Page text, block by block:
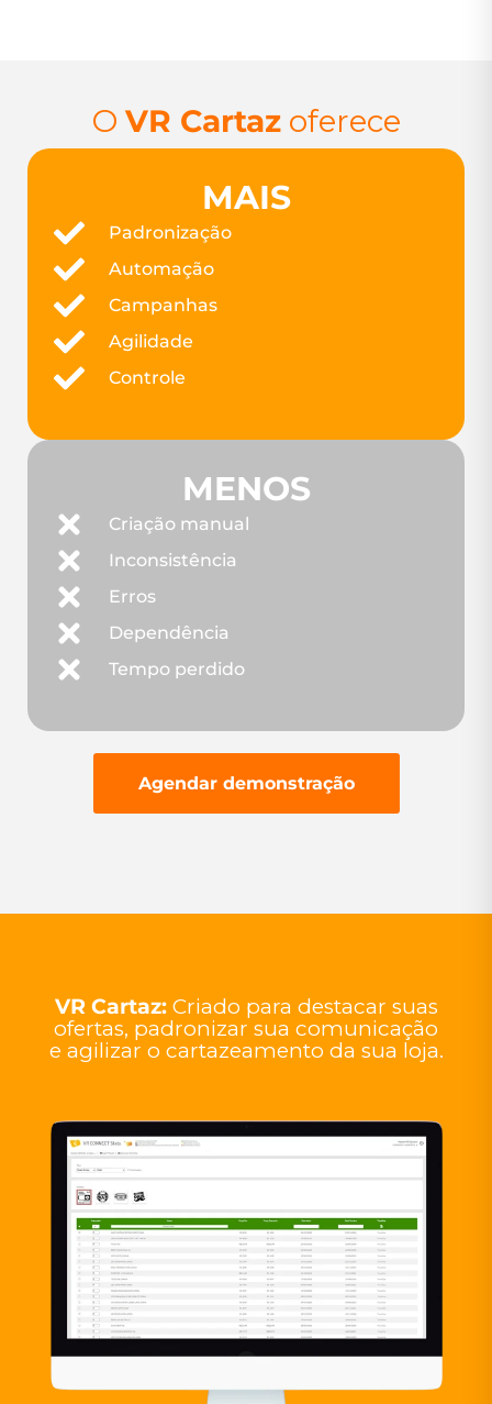
O VR Cartazoferece
MAIS
Padronização
Automação
Campanhas
Agilidade
Controle
MENOS
Criação manual
Inconsistência
Erros
Dependência
Tempo perdido
Agendar demonstração
VR Cartaz:Criado para destacar suas
ofertas, padronizar sua comunicação
e agilizar o cartazeamento da sua loja.